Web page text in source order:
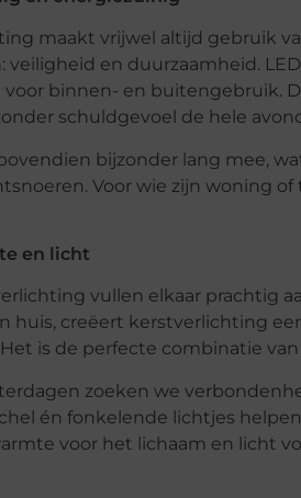
maakt vrijwel altijd gebruik
veiligheid en duurzaamheid.
voor binnen- en buitengebruik.
schuldgevoel de hele
bijzonder lang mee,
Voor wie zijn woning
en licht
vullen elkaar prachtig
huis, creëert kerstverlichting
is de perfecte combinatie
zoeken we
én fonkelende lichtjes
voor het lichaam en licht